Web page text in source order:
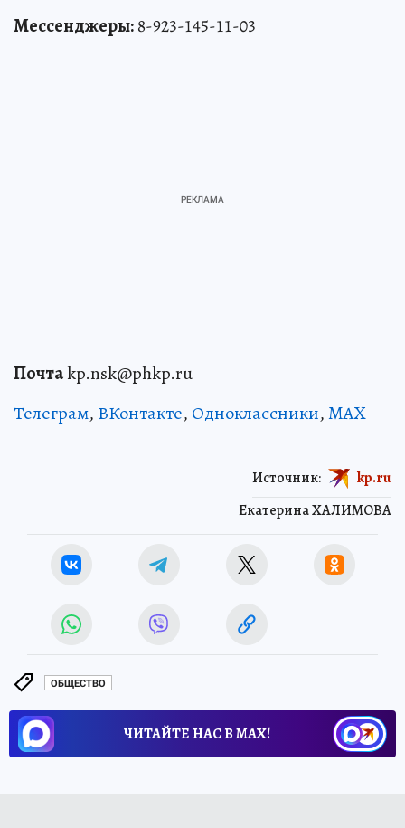
Мессенджеры:8-923-145-11-03
Почтаkp.nsk@phkp.ru
Телеграм, ВКонтакте, Одноклассники,MAX
Екатерина ХАЛИМОВА
Источник: kp.ru
ОБЩЕСТВО
ЧИТАЙТЕ НАС В МАХ!